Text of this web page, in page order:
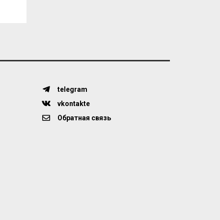
telegram
vkontakte
Обратная связь